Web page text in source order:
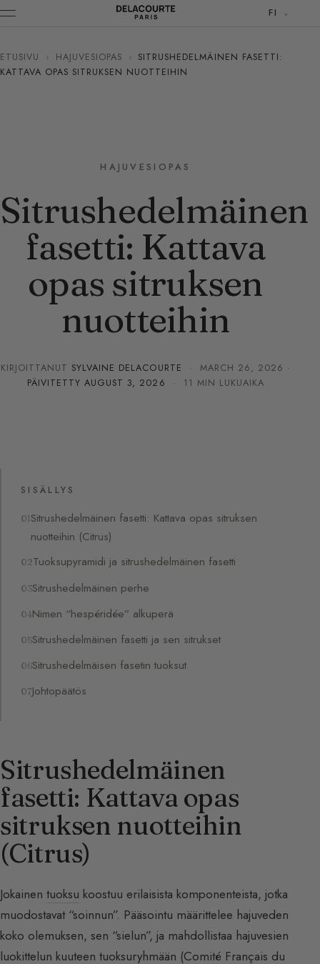
FI
ETUSIVU › HAJUVESIOPAS › SITRUSHEDELMÄINEN FASETTI:
KATTAVA OPAS SITRUKSEN NUOTTEIHIN
HAJUVESIOPAS
Sitrushedelmäinen
fasetti: Kattava
opas sitruksen
nuotteihin
KIRJOITTANUT SYLVAINE DELACOURTE · MARCH 26, 2026 ·
PÄIVITETTYAUGUST 3, 2026 · 11 MIN LUKUAIKA
SISÄLLYS
Sitrushedelmäinen fasetti: Kattava opas sitruksen
nuotteihin (Citrus)
Tuoksupyramidi ja sitrushedelmäinen fasetti
Sitrushedelmäinen perhe
Nimen “hespéridée” alkuperä
Sitrushedelmäinen fasetti ja sen sitrukset
Sitrushedelmäisen fasetin tuoksut
Johtopäätös
Sitrushedelmäinen
fasetti: Kattava opas
sitruksen nuotteihin
(Citrus)
Jokainen tuoksu koostuu erilaisista komponenteista, jotka
muodostavat “soinnun”. Pääsointu määrittelee hajuveden
koko olemuksen, sen “sielun”, ja mahdollistaa hajuvesien
luokittelun kuuteen tuoksuryhmään (Comité Français du